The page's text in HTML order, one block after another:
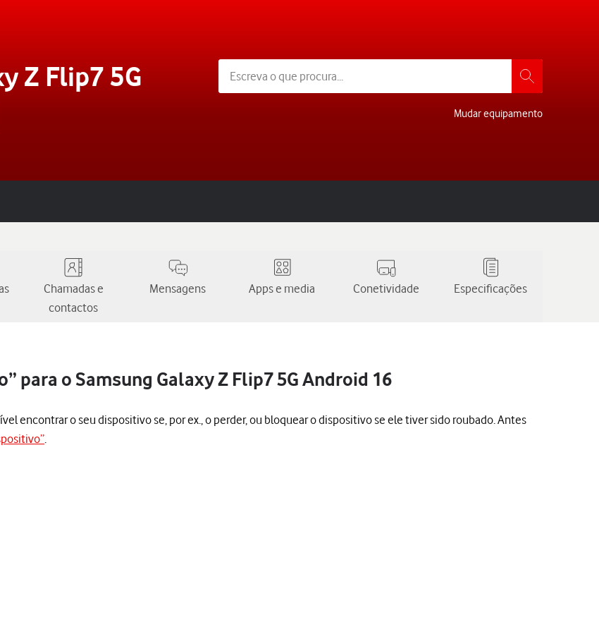
Z Flip7 5G
Mudar equipamento
Chamadas e
contactos
Mensagens Apps e media Conetividade Especificações
para o Samsung Galaxy Z Flip7 5G Android 16
encontrar o seu dispositivo se, por ex., o perder, ou bloquear o dispositivo se ele tiver sido roubado. Antes